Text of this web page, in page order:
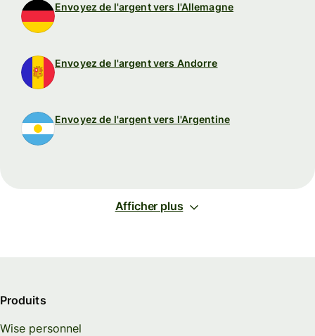
Envoyez de l'argent vers l'Allemagne
Envoyez de l'argent vers Andorre
Envoyez de l'argent vers l'Argentine
Afficher plus
Produits
Wise personnel